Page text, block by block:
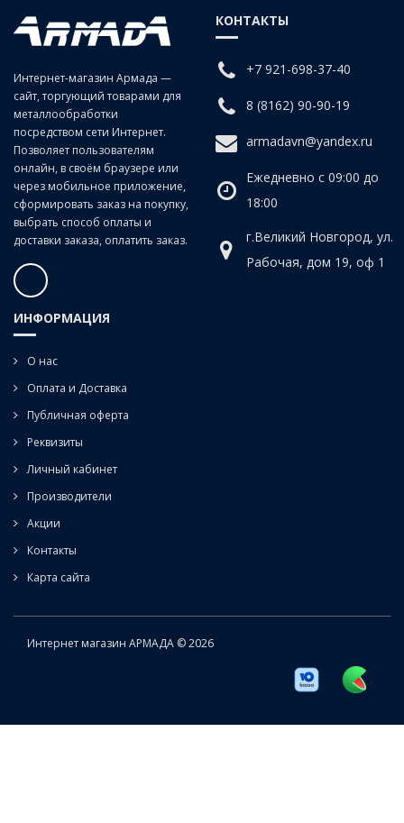
Интернет-магазин Армада —
сайт, торгующий товарами для
металлообработки
посредством сети Интернет.
Позволяет пользователям
онлайн, в своём браузере или
через мобильное приложение,
сформировать заказ на покупку,
выбрать способ оплаты и
доставки заказа, оплатить заказ.
КОНТАКТЫ
+7 921-698-37-40
8 (8162) 90-90-19
armadavn@yandex.ru
Ежедневно с 09:00 до
18:00
г.Великий Новгород, ул.
Рабочая, дом 19, оф 1
ИНФОРМАЦИЯ
О нас
Оплата и Доставка
Публичная оферта
Реквизиты
Личный кабинет
Производители
Акции
Контакты
Карта сайта
Интернет магазин АРМАДА © 2026